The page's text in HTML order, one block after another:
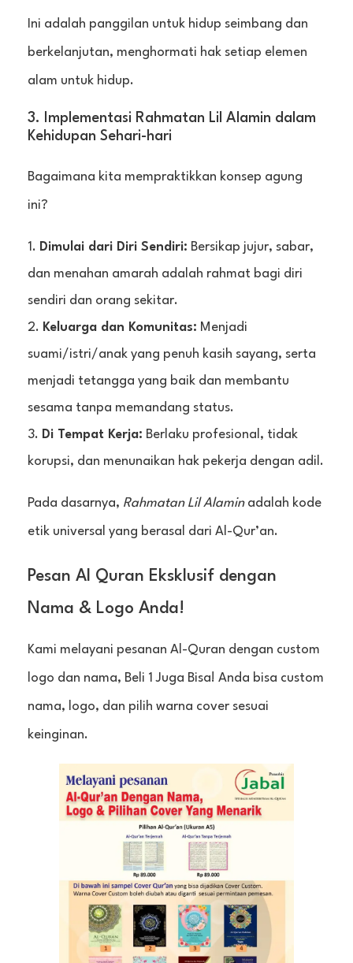
Ini adalah panggilan untuk hidup seimbang dan
berkelanjutan, menghormati hak setiap elemen
alam untuk hidup.
3. Implementasi Rahmatan Lil Alamin dalam
Kehidupan Sehari-hari
Bagaimana kita mempraktikkan konsep agung
ini?
Dimulai dari Diri Sendiri: Bersikap jujur, sabar,
dan menahan amarah adalah rahmat bagi diri
sendiri dan orang sekitar.
Keluarga dan Komunitas: Menjadi
suami/istri/anak yang penuh kasih sayang, serta
menjadi tetangga yang baik dan membantu
sesama tanpa memandang status.
Di Tempat Kerja: Berlaku profesional, tidak
korupsi, dan menunaikan hak pekerja dengan adil.
Pada dasarnya, Rahmatan Lil Alaminadalah kode
etik universal yang berasal dari Al-Qur’an.
Pesan Al Quran Eksklusif dengan
Nama & Logo Anda!
Kami melayani pesanan Al-Quran dengan custom
logo dan nama, Beli 1 Juga Bisa! Anda bisa custom
nama, logo, dan pilih warna cover sesuai
keinginan.